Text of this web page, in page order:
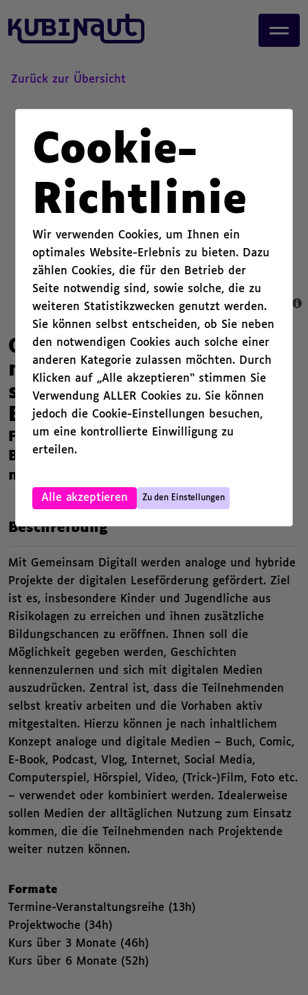
Cookie-
Richtlinie
Wir verwenden Cookies, um Ihnen ein
optimales Website-Erlebnis zu bieten. Dazu
zählen Cookies, die für den Betrieb der
Seite notwendig sind, sowie solche, die zu
weiteren Statistikzwecken genutzt werden.
Sie können selbst entscheiden, ob Sie neben
den notwendigen Cookies auch solche einer
anderen Kategorie zulassen möchten. Durch
Klicken auf „Alle akzeptieren“ stimmen Sie
Verwendung ALLER Cookies zu. Sie können
jedoch die Cookie-Einstellungen besuchen,
um eine kontrollierte Einwilligung zu
erteilen.
,
Alle akzeptieren Zu den Einstellungen
,
,
Zurück zur Übersicht
Gemeinsam Digital! Kreativ
mit Medien | Kultur macht
stark. Bündnisse für
Bildung
Förderung im Rahmen des
Bundesförderprogramms "Kultur
macht stark. Bündnisse für Bildung"
Beschreibung
Mit Gemeinsam Digital! werden analoge und hybride
Projekte der digitalen Leseförderung gefördert. Ziel
ist es, insbesondere Kinder und Jugendliche aus
Risikolagen zu erreichen und ihnen zusätzliche
Bildungschancen zu eröffnen. Ihnen soll die
Möglichkeit gegeben werden, Geschichten
kennenzulernen und sich mit digitalen Medien
auszudrücken. Zentral ist, dass die Teilnehmenden
selbst kreativ arbeiten und die Vorhaben aktiv
mitgestalten. Hierzu können je nach inhaltlichem
Konzept analoge und digitale Medien – Buch, Comic,
E-Book, Podcast, Vlog, Internet, Social Media,
Computerspiel, Hörspiel, Video, (Trick-)Film, Foto etc.
– verwendet oder kombiniert werden. Idealerweise
sollen Medien der alltäglichen Nutzung zum Einsatz
kommen, die die Teilnehmenden nach Projektende
weiter nutzen können.
Formate
Termine-Veranstaltungsreihe (13h)
Projektwoche (34h)
Kurs über 3 Monate (46h)
Kurs über 6 Monate (52h)